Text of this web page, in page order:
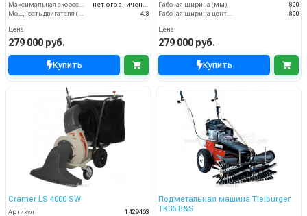
4.8
Цена
279 000 руб.
Купить
Рабочая ширина (мм)
800
800
Цена
279 000 руб.
Купить
Cramer LS 4000 SW
Артикул
1429463
Подметальная машина Tielburger
TK36 B&S